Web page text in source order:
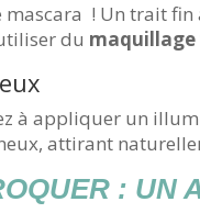
mascara ! Un trait
du
à appliquer un
attirant
: UN